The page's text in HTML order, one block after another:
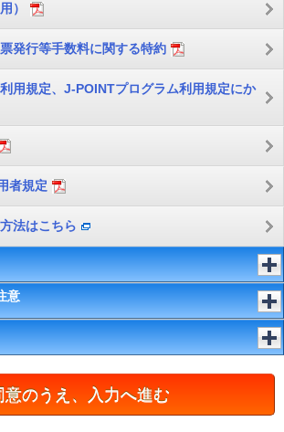
）
発行等手数料に関する特約
用規定、J-POINTプログラム利用規定にか
者規定
法はこちら
意
意のうえ、入力へ進む